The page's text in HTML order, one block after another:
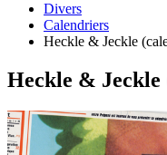
Divers
Calendriers
Heckle & Jeckle
Heckle & Jeckle